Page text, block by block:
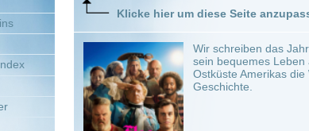
Wir schreiben das Jahr 1717. Der
sein bequemes Leben aufzugeben und
Ostküste Amerikas die Weltmeere
Geschichte.